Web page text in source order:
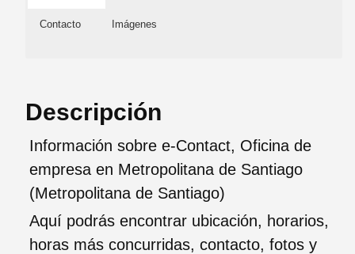
Contacto Imágenes
Descripción
Información sobre e-Contact, Oficina de
empresa en Metropolitana de Santiago
(Metropolitana de Santiago)
Aquí podrás encontrar ubicación, horarios,
horas más concurridas, contacto, fotos y